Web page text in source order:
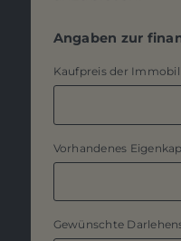
Angaben zur
Kaufpreis der
Vorhandenes
Gewünschte